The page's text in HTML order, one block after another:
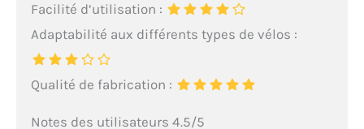
Facilité d’utilisation :
Adaptabilité aux différents types de vélos :
Qualité de fabrication :
Notes des utilisateurs 4.5/5